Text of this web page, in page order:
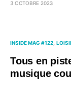
3 OCTOBRE 2023
INSIDE MAG #122
Tous en
musique